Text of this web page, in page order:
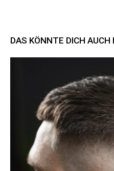
DAS KÖNNTE DICH AUCH